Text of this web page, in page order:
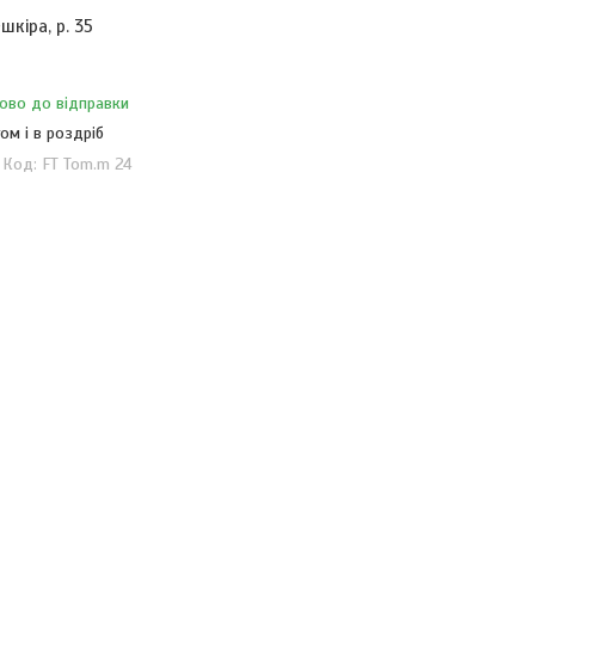
р. 35
до відправки
і в роздріб
FT Tom.m 24